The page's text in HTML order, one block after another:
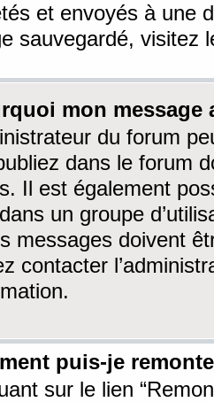
et envoyés à une
sauvegardé, visitez
mon message
du forum
dans le forum
Il est également
un groupe
messages doivent
contacter
puis-je
sur le lien